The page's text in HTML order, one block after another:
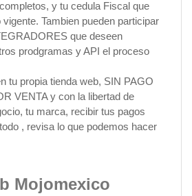
y tu cedula Fiscal que
Tambien pueden participar
que deseen
prodgramas y API el proceso
tu propia tienda web, SIN PAGO
VENTA y con la libertad de
tu marca, recibir tus pagos
, revisa lo que podemos hacer
Mojomexico